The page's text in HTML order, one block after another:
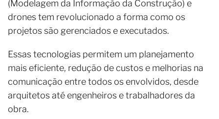
(Modelagem da Informação da Construção) e
drones tem revolucionado a forma como os
projetos são gerenciados e executados.
Essas tecnologias permitem um planejamento
mais eficiente, redução de custos e melhorias na
comunicação entre todos os envolvidos, desde
arquitetos até engenheiros e trabalhadores da
obra.